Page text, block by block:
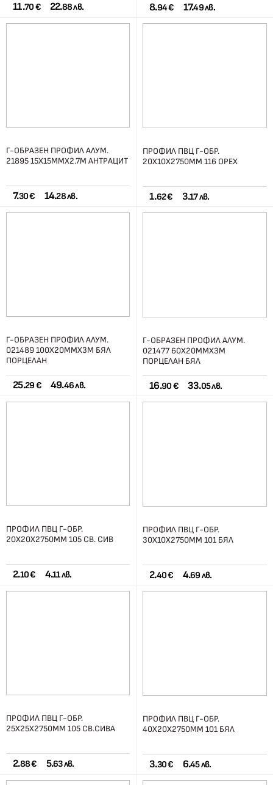
11.70 € 22.88 лв. 8.94 € 17.49 лв.
Г-ОБРАЗЕН ПРОФИЛ АЛУМ.
21895 15Х15ММХ2.7М АНТРАЦИТ
7.30 € 14.28 лв.
ПРОФИЛ ПВЦ Г-ОБР.
20Х10Х2750ММ 116 ОРЕХ
1.62 € 3.17 лв.
Г-ОБРАЗЕН ПРОФИЛ АЛУМ.
021489 100Х20ММХ3М БЯЛ
ПОРЦЕЛАН
25.29 € 49.46 лв.
Г-ОБРАЗЕН ПРОФИЛ АЛУМ.
021477 60Х20ММХ3М
ПОРЦЕЛАН БЯЛ
16.90 € 33.05 лв.
ПРОФИЛ ПВЦ Г-ОБР.
20Х20Х2750ММ 105 СВ. СИВ
2.10 € 4.11 лв.
ПРОФИЛ ПВЦ Г-ОБР.
30Х10Х2750ММ 101 БЯЛ
2.40 € 4.69 лв.
ПРОФИЛ ПВЦ Г-ОБР.
25Х25Х2750ММ 105 СВ.СИВА
2.88 € 5.63 лв.
ПРОФИЛ ПВЦ Г-ОБР.
40Х20Х2750ММ 101 БЯЛ
3.30 € 6.45 лв.